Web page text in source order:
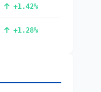
+1.42%
+1.28%